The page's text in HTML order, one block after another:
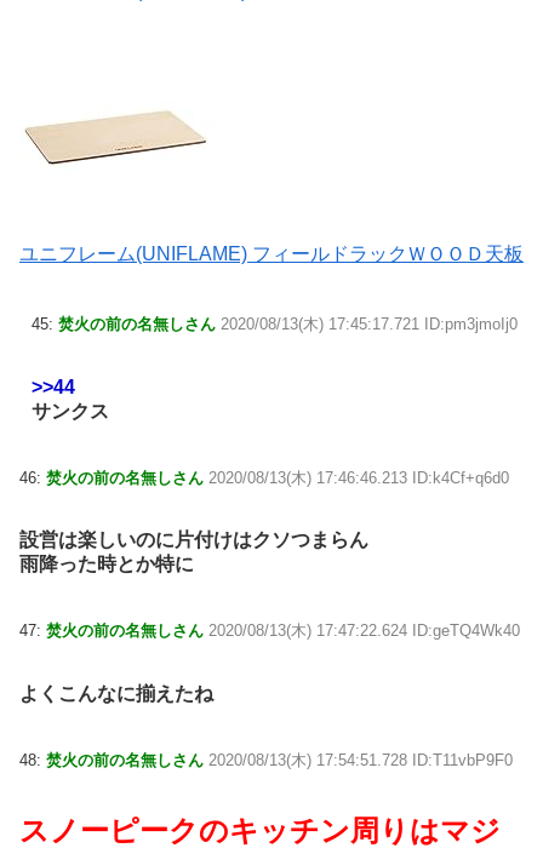
ユニフレーム(UNIFLAME) フィールドラックＷＯＯＤ天板
45: 焚火の前の名無しさん 2020/08/13(木) 17:45:17.721 ID:pm3jmoIj0
>>44
サンクス
46: 焚火の前の名無しさん 2020/08/13(木) 17:46:46.213 ID:k4Cf+q6d0
設営は楽しいのに片付けはクソつまらん
雨降った時とか特に
47: 焚火の前の名無しさん 2020/08/13(木) 17:47:22.624 ID:geTQ4Wk40
よくこんなに揃えたね
48: 焚火の前の名無しさん 2020/08/13(木) 17:54:51.728 ID:T11vbP9F0
スノーピークのキッチン周りはマジ